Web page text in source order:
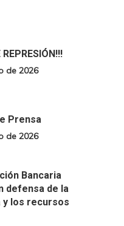
de 2026
Prensa
de 2026
Bancaria
defensa de la
y los recursos